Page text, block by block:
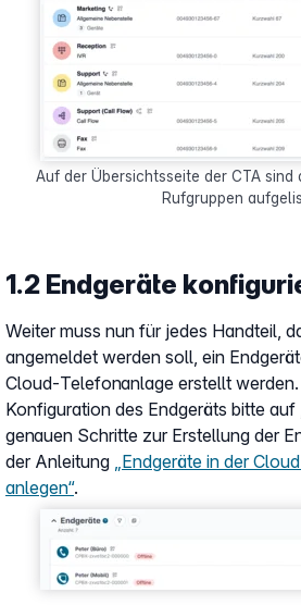
Auf der Übersichtsseite der CTA sind
Rufgruppen
1.2 Endgeräte
Show larger version
Weiter muss nun für jedes Handteil,
angemeldet werden soll, ein
Cloud‑Telefonanlage erstellt
Konfiguration des Endgeräts bitte auf
genauen Schritte zur Erstellung der
der Anleitung „Endgeräte in der
anlegen“.